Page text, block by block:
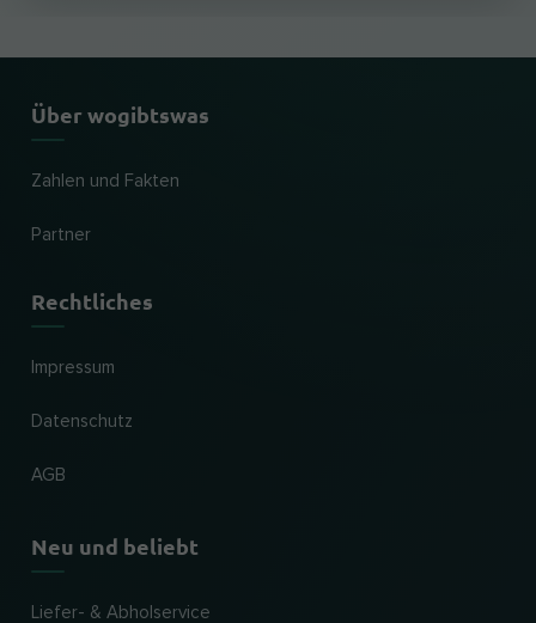
Über wogibtswas
Zahlen und Fakten
Partner
Rechtliches
Impressum
Datenschutz
AGB
Neu und beliebt
Liefer- & Abholservice